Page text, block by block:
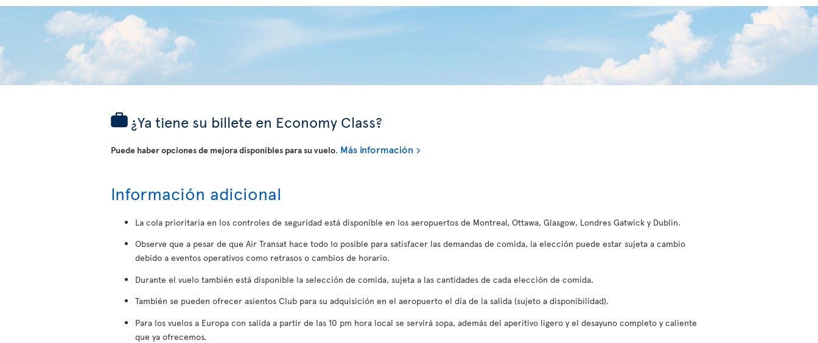
¿Ya tiene su billete en Economy Class?
Puede haber opciones de mejora disponibles para su vuelo. Más información
Información adicional
La cola prioritaria en los controles de seguridad está disponible en los aeropuertos de Montreal, Ottawa, Glasgow, Londres Gatwick y Dublin.
Observe que a pesar de que Air Transat hace todo lo posible para satisfacer las demandas de comida, la elección puede estar sujeta a cambio
debido a eventos operativos como retrasos o cambios de horario.
Durante el vuelo también está disponible la selección de comida, sujeta a las cantidades de cada elección de comida.
También se pueden ofrecer asientos Club para su adquisición en el aeropuerto el día de la salida (sujeto a disponibilidad).
Para los vuelos a Europa con salida a partir de las 10 pm hora local se servirá sopa, además del aperitivo ligero y el desayuno completo y caliente
que ya ofrecemos.